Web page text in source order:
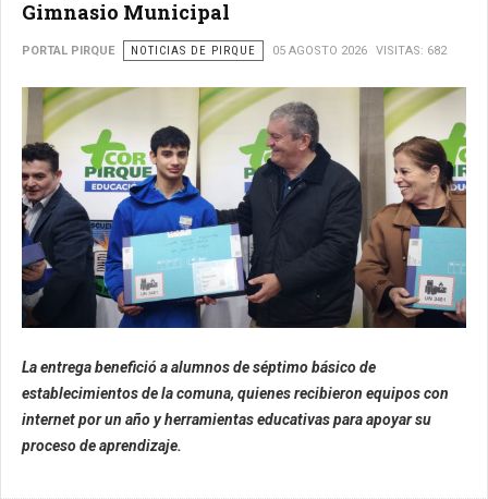
Gimnasio Municipal
PORTAL PIRQUE NOTICIAS DE PIRQUE 05 AGOSTO 2026 VISITAS: 682
La entrega benefició a alumnos de séptimo básico de
establecimientos de la comuna, quienes recibieron equipos con
internet por un año y herramientas educativas para apoyar su
proceso de aprendizaje.